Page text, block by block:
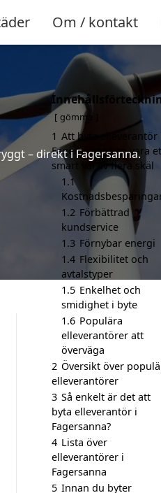
Om / kontakt
– direkt i Fagersanna.
gömma
1 Att byta elleverantör
Fagersanna kan vara
smart val av flera skäl
1.1
1.2 Förbättrad
kundservice
1.3 Förnybar energi
1.4 Flexibilitet och
avtalstyper
1.5 Enkelhet och
smidighet i byte
1.6 Populära
elleverantörer att
överväga
2 Översikt över
elleverantörer
3 Så enkelt är det att
byta elleverantör i
Fagersanna?
4 Lista över
elleverantörer i
Fagersanna
5 Innan du byter